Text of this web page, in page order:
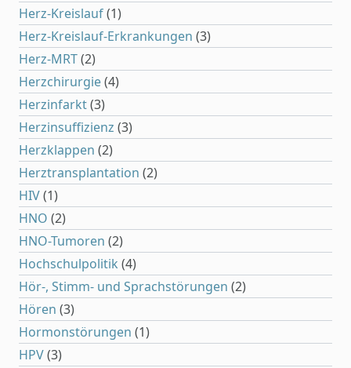
Herz-Kreislauf(1)
Herz-Kreislauf-Erkrankungen (3)
Herz-MRT(2)
Herzchirurgie(4)
Herzinfarkt(3)
Herzinsuffizienz (3)
Herzklappen (2)
Herztransplantation (2)
HIV(1)
HNO (2)
HNO-Tumoren (2)
Hochschulpolitik (4)
Hör-, Stimm- und Sprachstörungen (2)
Hören (3)
Hormonstörungen (1)
HPV(3)